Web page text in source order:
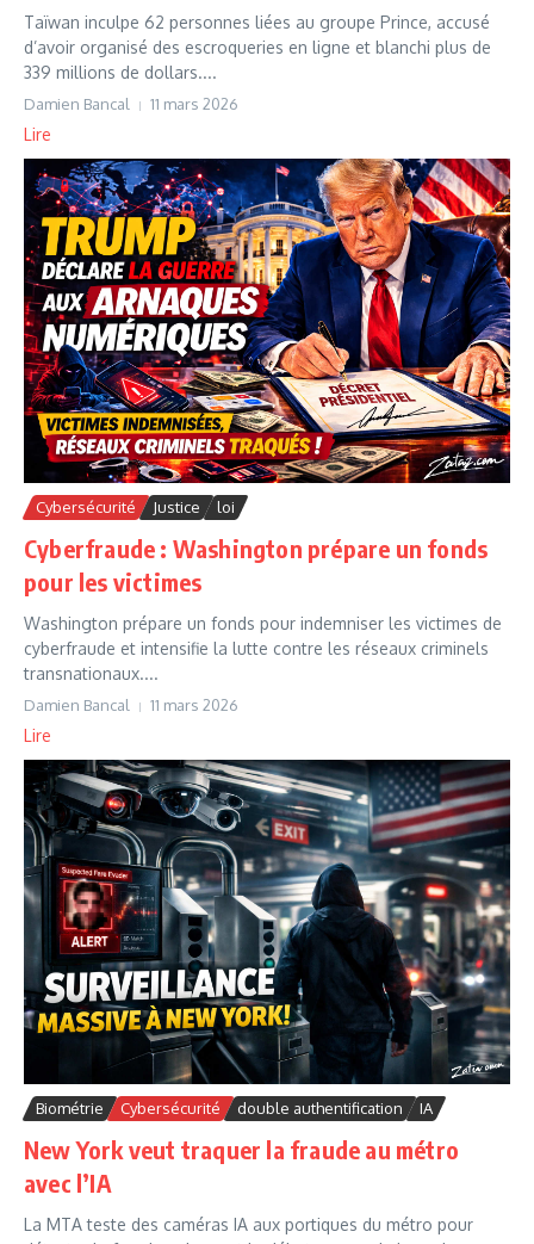
Taïwan inculpe 62 personnes liées au groupe Prince, accusé
d’avoir organisé des escroqueries en ligne et blanchi plus de
339 millions de dollars....
Damien Bancal 11 mars 2026
Lire
Cybersécurité Justice loi
Cyberfraude : Washington prépare un fonds
pour les victimes
Washington prépare un fonds pour indemniser les victimes de
cyberfraude et intensifie la lutte contre les réseaux criminels
transnationaux....
Damien Bancal 11 mars 2026
Lire
Biométrie Cybersécurité double authentification IA
New York veut traquer la fraude au métro
avec l’IA
La MTA teste des caméras IA aux portiques du métro pour